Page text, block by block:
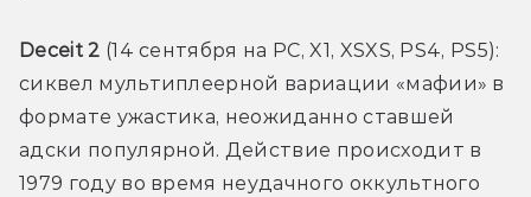
Deceit 2 (14 сентября на PC, X1, XSXS, PS4, PS5):
сиквел мультиплеерной вариации «мафии» в
формате ужастика, неожиданно ставшей
адски популярной. Действие происходит в
1979 году во время неудачного оккультного